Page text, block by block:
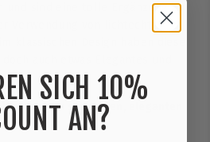
und sind eine tolle Ergänzung zu
klassischen Design haben diese
auch etwas Elegantes und
Yang im schlichten, eleganten
SICH 10%
AN?